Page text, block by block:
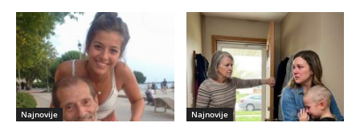
Najnovije Najnovije